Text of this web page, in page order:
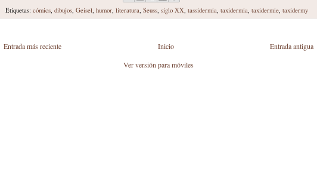
Etiquetas: cómics dibujos Geisel humor literatura Seuss siglo XX tassidermia taxidermia taxidermie taxidermy
Entrada más reciente Entrada antigua
Inicio
Ver versión para móviles